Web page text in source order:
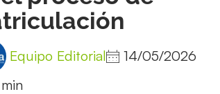
Equipo Editorial 14/05/2026